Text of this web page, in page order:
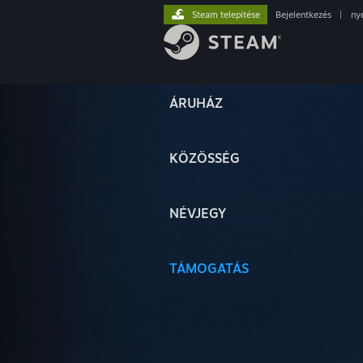
ÁRUHÁZ
KÖZÖSSÉG
NÉVJEGY
TÁMOGATÁS
Steam telepítése Bejelentkezés